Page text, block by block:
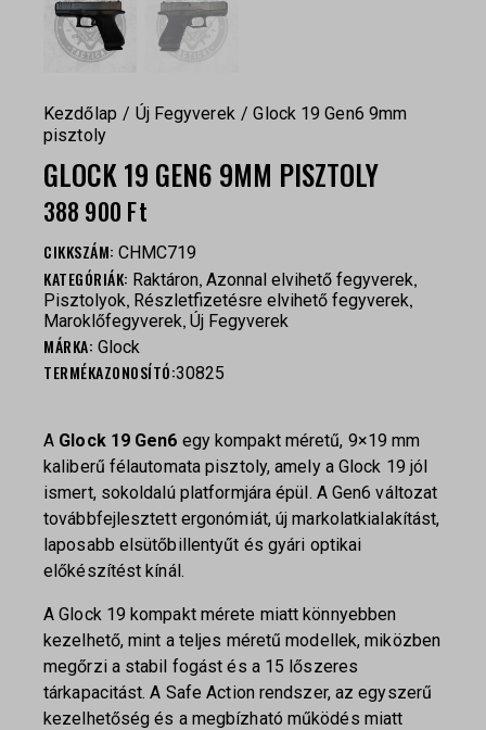
Kezdőlap Új Fegyverek
Glock 19 Gen6 9mm
pisztoly
GLOCK 19 GEN6 9MM PISZTOLY
388 900 Ft
CIKKSZÁM: CHMC719
KATEGÓRIÁK: Raktáron, Azonnal elvihető fegyverek,
Pisztolyok, Részletfizetésre elvihető fegyverek,
Maroklőfegyverek, Új Fegyverek
MÁRKA: Glock
TERMÉKAZONOSÍTÓ:30825
A Glock 19 Gen6 egy kompakt méretű, 9×19 mm
kaliberű félautomata pisztoly, amely a Glock 19 jól
ismert, sokoldalú platformjára épül. A Gen6 változat
továbbfejlesztett ergonómiát, új markolatkialakítást,
laposabb elsütőbillentyűt és gyári optikai
előkészítést kínál.
A Glock 19 kompakt mérete miatt könnyebben
kezelhető, mint a teljes méretű modellek, miközben
megőrzi a stabil fogást és a 15 lőszeres
tárkapacitást. A Safe Action rendszer, az egyszerű
kezelhetőség és a megbízható működés miatt